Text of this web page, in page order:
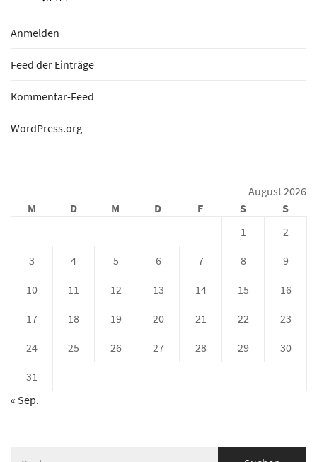
Anmelden
Feed der Einträge
Kommentar-Feed
WordPress.org
August 2026
M
D M D F S
S
1
2
3 4 5 6 7 8 9
10 11 12 13 14 15 16
17 18 19 20 21 22 23
24 25 26 27 28 29 30
31
« Sep.